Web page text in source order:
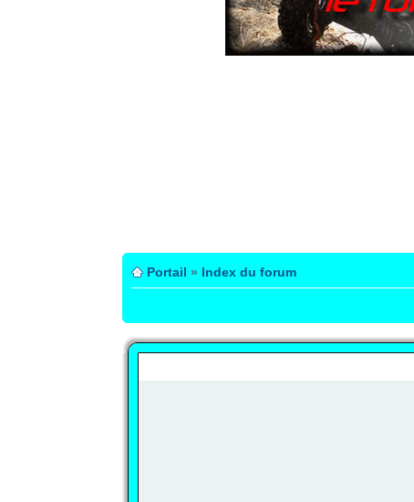
Portail » Index du forum